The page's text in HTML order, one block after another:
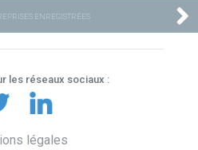
ENREGISTRÉES
les réseaux sociaux :
légales